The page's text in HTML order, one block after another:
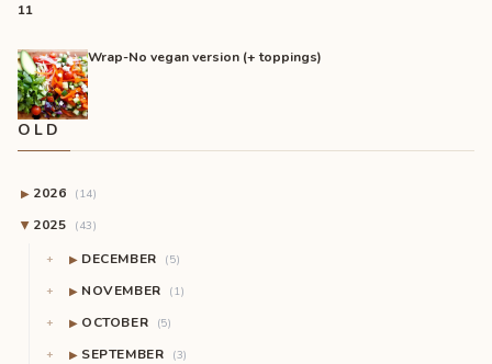
11
Wrap-No vegan version (+ toppings)
OLD
▶ 2026 (14)
▶ 2025 (43)
▶ DECEMBER (5)
▶ NOVEMBER (1)
▶ OCTOBER (5)
▶ SEPTEMBER (3)